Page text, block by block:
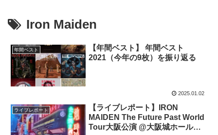
Iron Maiden
年間ベスト
【年間ベスト】 年間ベスト
2021（今年の9枚）を振り返る
2025.01.02
ライブレポート
【ライブレポート】IRON
MAIDEN The Future Past World
Tour大阪公演 @大阪城ホール